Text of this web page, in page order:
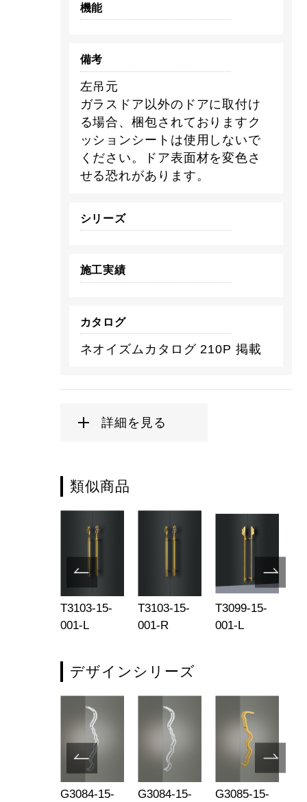
機能
備考
左吊元
ガラスドア以外のドアに取付け
る場合、梱包されておりますク
ッションシートは使用しないで
ください。ドア表面材を変色さ
せる恐れがあります。
シリーズ
施工実績
カタログ
ネオイズムカタログ 210P 掲載
詳細を見る
類似商品
T3103-15-
001-L
T3103-15-
001-R
T3099-15-
001-L
デザインシリーズ
G3084-15-
G3084-15-
G3085-15-